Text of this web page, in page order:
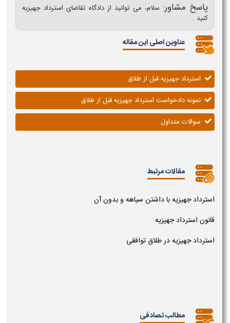
پاسخ مشاور: سلام، می توانید از دادگاه تقاضای استرداد جهیزیه
کنید .
عناوین اصلی این مقاله
استرداد جهیزیه قبل از طلاق
نمونه دادخواست استرداد جهیزیه قبل از طلاق
سوالات متداول
مقالات مرتبط
استرداد جهیزیه با داشتن سیاهه و بدون آن
قانون استرداد جهیزیه
استرداد جهیزیه در طلاق توافقی
مطالب تصادفی